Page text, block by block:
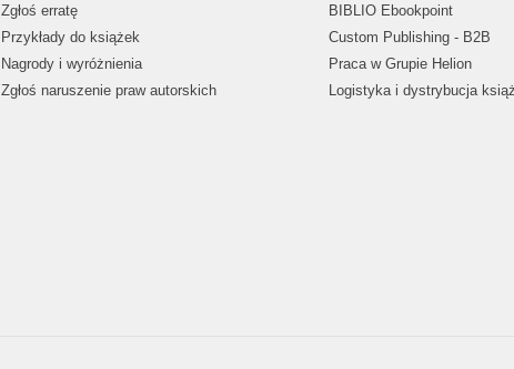
Zgłoś erratę
Przykłady do książek
Nagrody i wyróżnienia
Zgłoś naruszenie praw autorskich
BIBLIO Ebookpoint
Custom Publishing - B2B
Praca w Grupie Helion
Logistyka i dystrybucja